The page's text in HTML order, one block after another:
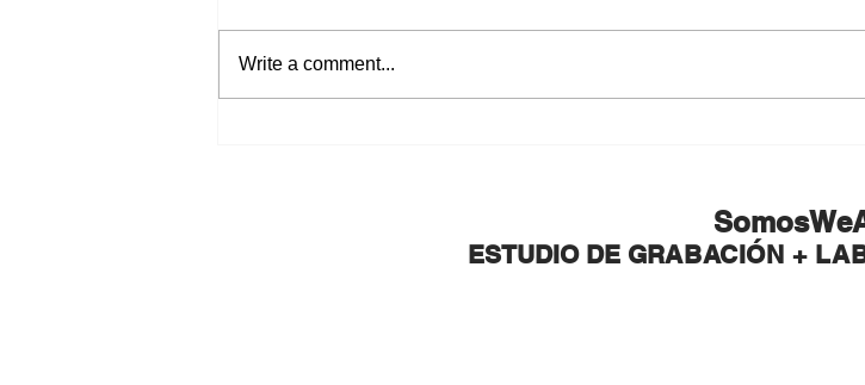
Write a comment...
ESTUDIO DE GRABACIÓN +